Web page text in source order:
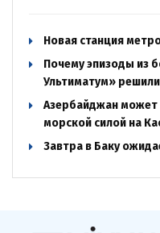
Новая станция
Почему эпизоды из
Ультиматум»
Азербайджан может
морской силой на
Завтра в Баку